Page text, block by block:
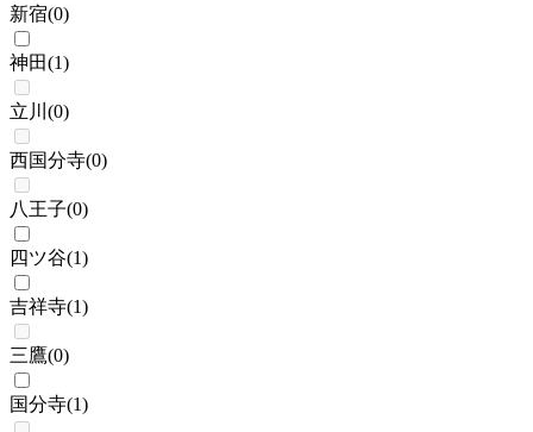
新宿(0)
神田(1)
立川 (0)
西国分寺(0)
八王子(0)
四ツ谷(1)
吉祥寺(1)
三鷹(0)
国分寺(1)